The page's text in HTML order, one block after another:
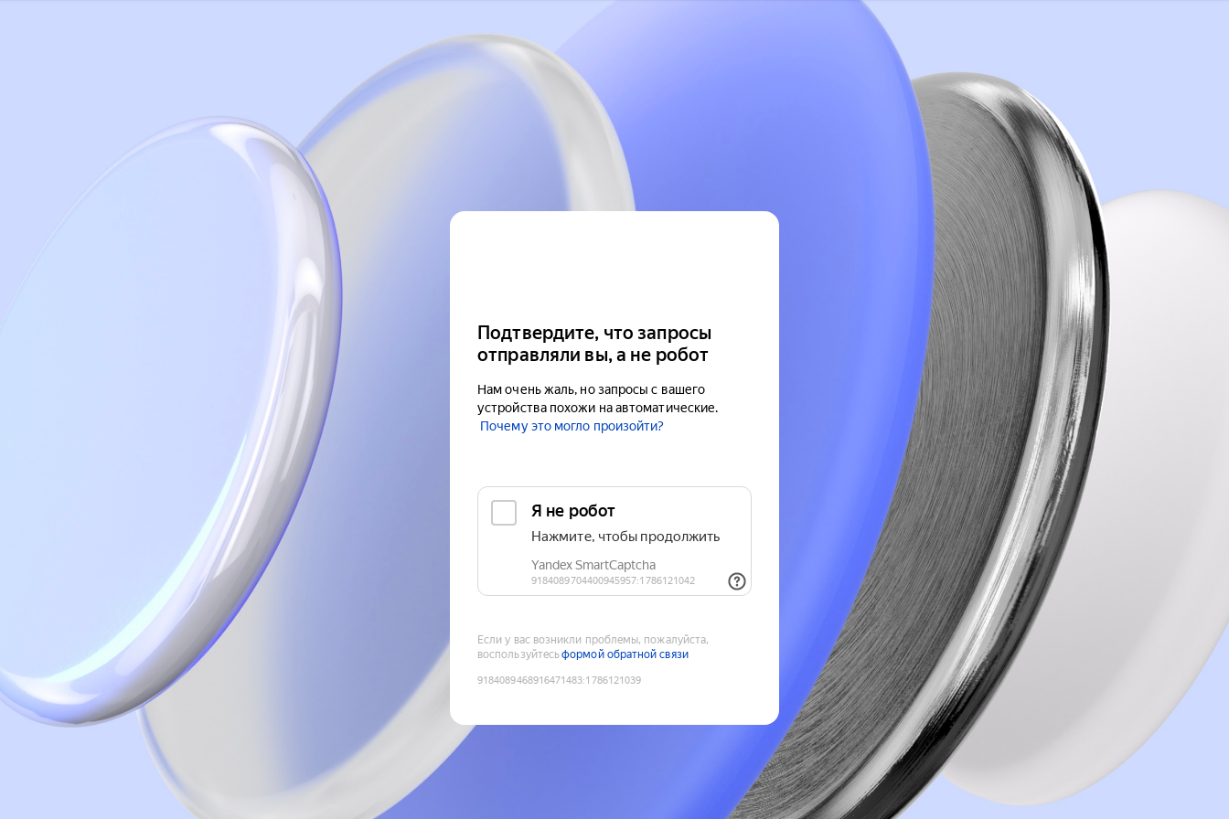
Подтвердите, что запросы
отправляли вы, а не робот
Нам очень жаль, но запросы с вашего
устройства похожи на автоматические.
Почему это могло произойти?
Если у вас возникли проблемы, пожалуйста,
воспользуйтесьформой обратной связи
9184089468916471483:1786121039